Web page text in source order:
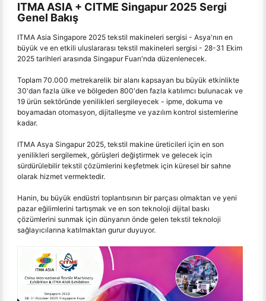
ITMA ASIA + CITME Singapur 2025 Sergi
Genel Bakış
ITMA Asia Singapore 2025 tekstil makineleri sergisi - Asya'nın en
büyük ve en etkili uluslararası tekstil makineleri sergisi - 28-31 Ekim
2025 tarihleri arasında Singapur Fuarı'nda düzenlenecek.
Toplam 70.000 metrekarelik bir alanı kapsayan bu büyük etkinlikte
30'dan fazla ülke ve bölgeden 800'den fazla katılımcı bulunacak ve
19 ürün sektöründe yenilikleri sergileyecek - ipme, dokuma ve
boyamadan otomasyon, dijitalleşme ve yazılım kontrol sistemlerine
kadar.
ITMA Asya Singapur 2025, tekstil makine üreticileri için en son
yenilikleri sergilemek, görüşleri değiştirmek ve gelecek için
sürdürülebilir tekstil çözümlerini keşfetmek için küresel bir sahne
olarak hizmet vermektedir.
Hanin, bu büyük endüstri toplantısının bir parçası olmaktan ve yeni
pazar eğilimlerini tartışmak ve en son teknoloji dijital baskı
çözümlerini sunmak için dünyanın önde gelen tekstil teknoloji
sağlayıcılarına katılmaktan gurur duyuyor.